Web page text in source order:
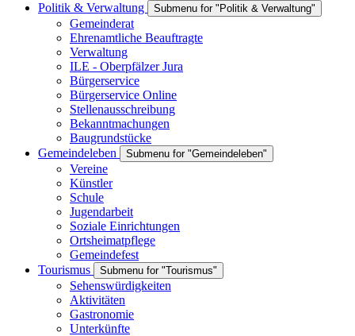
Politik & Verwaltung
Submenu for "Politik & Verwaltung"
Gemeinderat
Ehrenamtliche Beauftragte
Verwaltung
ILE - Oberpfälzer Jura
Bürgerservice
Bürgerservice Online
Stellenausschreibung
Bekanntmachungen
Baugrundstücke
Gemeindeleben
Submenu for "Gemeindeleben"
Vereine
Künstler
Schule
Jugendarbeit
Soziale Einrichtungen
Ortsheimatpflege
Gemeindefest
Tourismus
Submenu for "Tourismus"
Sehenswürdigkeiten
Aktivitäten
Gastronomie
Unterkünfte